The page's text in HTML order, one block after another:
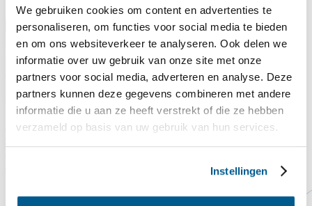
We gebruiken cookies om content en advertenties te
personaliseren, om functies voor social media te bieden
en om ons websiteverkeer te analyseren. Ook delen we
informatie over uw gebruik van onze site met onze
partners voor social media, adverteren en analyse. Deze
partners kunnen deze gegevens combineren met andere
informatie die u aan ze heeft verstrekt of die ze hebben
verzameld op basis van uw gebruik van hun services.
Instellingen
Legst du auch einen Dachziegel auf das Commandeurshuis?!
Nach Jahren, in denen es Wind und Wetter ausgesetzt war, lässt uns
das Dach des Kommandantenhauses buchstäblich im Stich. Das
Dach ist undicht, die derzeitigen Dachziegel sind abgenutzt und eine
ordentliche Dämmung fehlt noch gänzlich.
Spende hier Schließen